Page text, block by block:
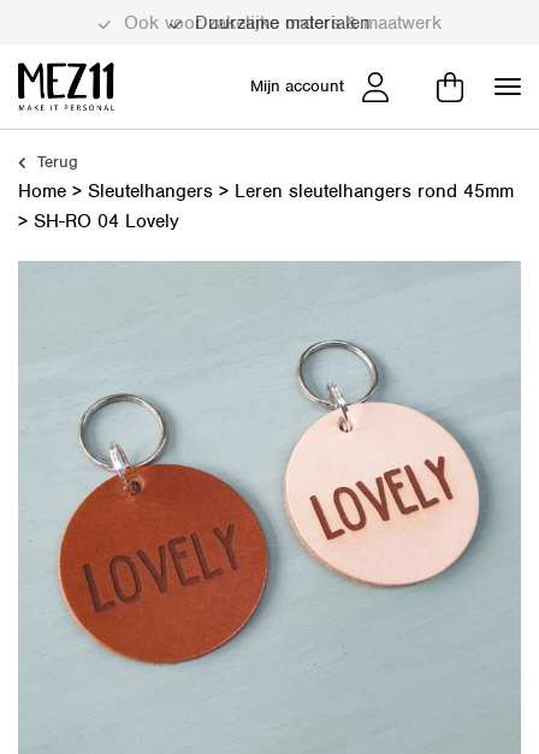
Duurzame materialen
Mijn account
Terug
Home > Sleutelhangers > Leren sleutelhangers rond 45mm
> SH-RO 04 Lovely